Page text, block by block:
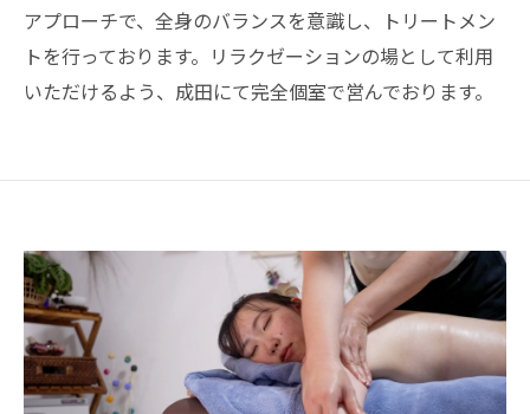
アプローチで、全身のバランスを意識し、トリートメン
トを行っております。リラクゼーションの場として利用
いただけるよう、成田にて完全個室で営んでおります。